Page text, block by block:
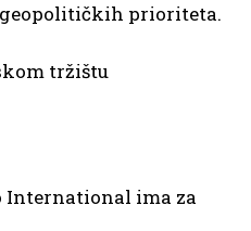
prioriteta.
tržištu
International ima za